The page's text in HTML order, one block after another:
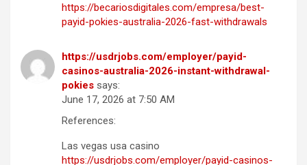
https://becariosdigitales.com/empresa/best-
payid-pokies-australia-2026-fast-withdrawals
https://usdrjobs.com/employer/payid-
casinos-australia-2026-instant-withdrawal-
pokies says:
June 17, 2026 at 7:50 AM
References:
Las vegas usa casino
https://usdrjobs.com/employer/payid-casinos-